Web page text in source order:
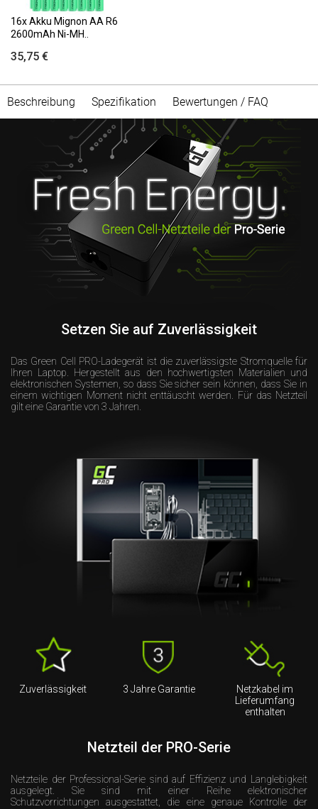
16x Akku Mignon AA R6
2600mAh Ni-MH..
35,75 €
Beschreibung Spezifikation Bewertungen / FAQ
Setzen Sie auf Zuverlässigkeit
Das Green Cell PRO-Ladegerät ist die zuverlässigste Stromquelle für
Ihren Laptop. Hergestellt aus den hochwertigsten Materialien und
elektronischen Systemen, so dass Sie sicher sein können, dass Sie in
einem wichtigen Moment nicht enttäuscht werden. Für das Netzteil
gilt eine Garantie von 3 Jahren.
Zuverlässigkeit 3 Jahre Garantie
Netzkabel im
Lieferumfang
enthalten
Netzteil der PRO-Serie
Netzteile der Professional-Serie sind auf Effizienz und Langlebigkeit
ausgelegt. Sie sind mit einer Reihe elektronischer
Schutzvorrichtungen ausgestattet, die eine genaue Kontrolle der